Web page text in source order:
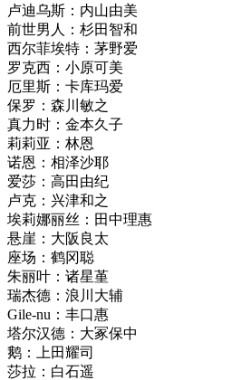
卢迪乌斯：内山由美
前世男人：杉田智和
西尔菲埃特：茅野爱
罗克西：小原可美
厄里斯：卡库玛爱
保罗：森川敏之
真力时：金本久子
莉莉亚：林恩
诺恩：相泽沙耶
爱莎：高田由纪
卢克：兴津和之
埃莉娜丽丝：田中理惠
悬崖：大阪良太
座场：鹤冈聪
朱丽叶：诸星堇
瑞杰德：浪川大辅
Gile-nu：丰口惠
塔尔汉德：大冢保中
鹅：上田耀司
莎拉：白石遥